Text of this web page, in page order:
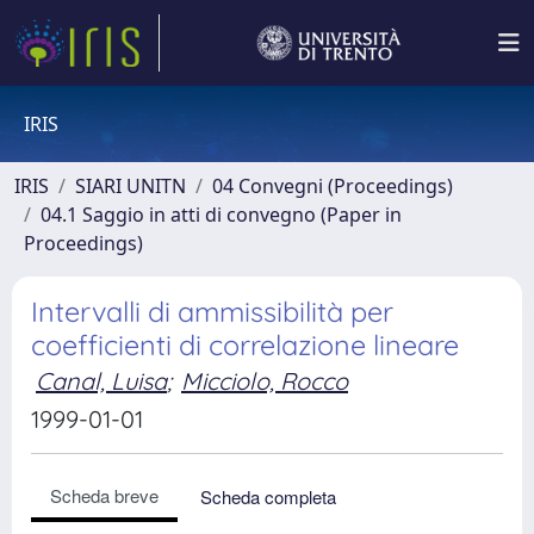
IRIS
IRIS SIARI UNITN
04 Convegni (Proceedings)
04.1 Saggio in atti di convegno (Paper in
Proceedings)
Intervalli di ammissibilità per
coefficienti di correlazione lineare
Canal, Luisa; Micciolo, Rocco
1999-01-01
Scheda breve
Scheda completa